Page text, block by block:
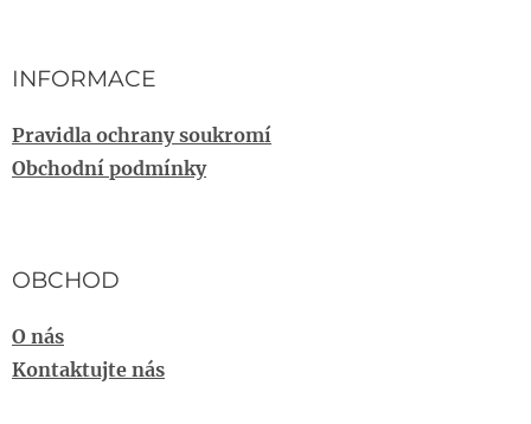
INFORMACE
Pravidla ochrany soukromí
Obchodní podmínky
OBCHOD
O nás
Kontaktujte nás